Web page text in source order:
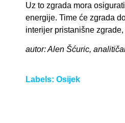
Uz to zgrada mora
energije. Time će zgrada
interijer pristanišne
autor: Alen Šćuric,
Labels: Osijek